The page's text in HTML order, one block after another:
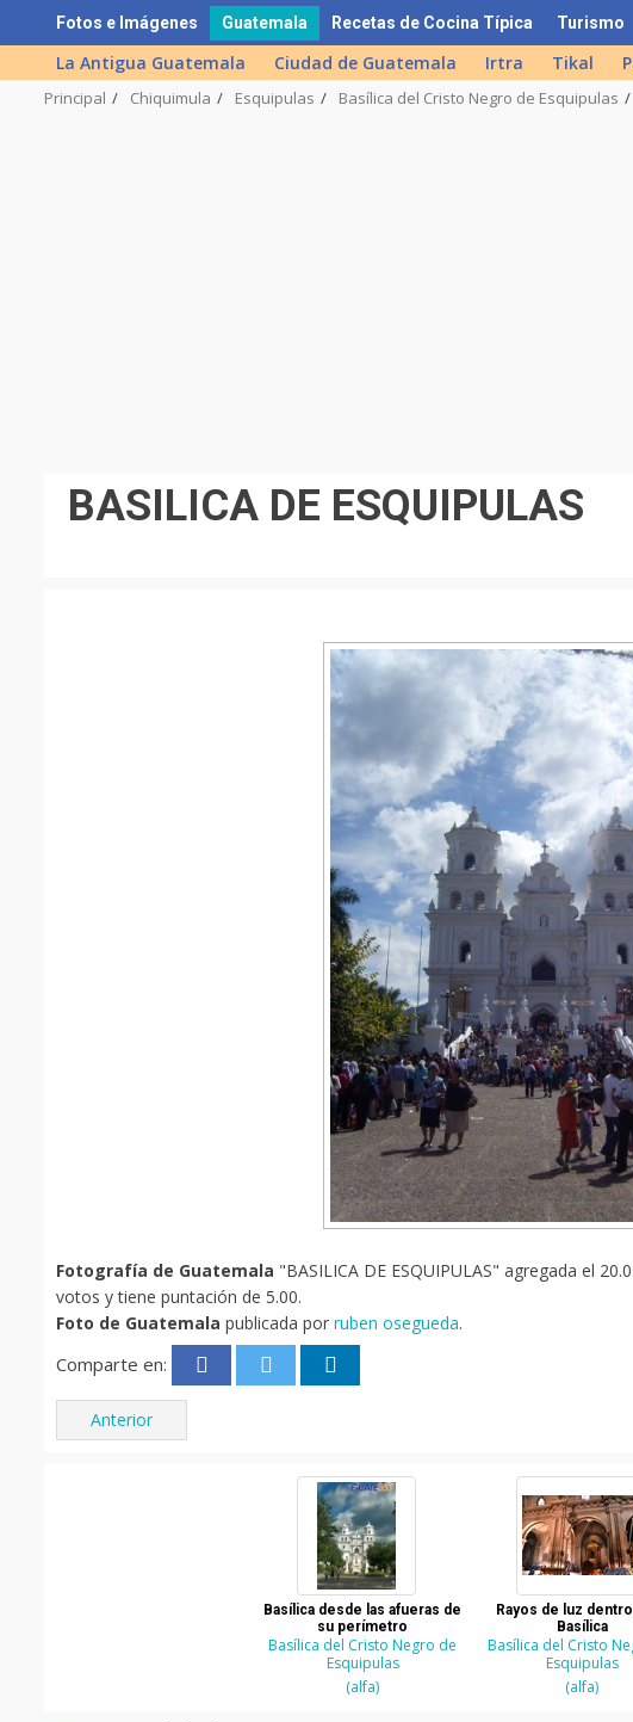
to
content
Fotos e Imágenes Guatemala Recetas de Cocina Típica Turismo
La Antigua Guatemala Ciudad de Guatemala Irtra Tikal
Principal Chiquimula Esquipulas Basílica del Cristo Negro de Esquipulas
BASILICA DE ESQUIPULAS
Fotografía de Guatemala "BASILICA DE ESQUIPULAS" agregada el
votos y tiene puntación de 5.00.
Foto de Guatemala publicada por ruben osegueda.
Comparte en:
Anterior
Basílica desde las afueras de
su perímetro
Basílica del Cristo Negro de
Esquipulas
(alfa)
Rayos de luz
Basílica
Basílica del Cristo
Esquipulas
(alfa)